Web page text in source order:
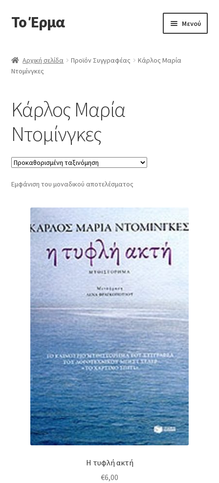
Απευθείας
μετάβαση
πλοήγηση
Μετάβαση
σε
Το Έρμα Μενού
Ποιοι είμαστε
Κατηγορίες Βιβλίων
Συχνές Ερωτήσεις
Αρχική σελίδα Προϊόν Συγγραφέας
Κάρλος Μαρία
Ντομίνγκες
Κάρλος Μαρία
Ντομίνγκες
Εμφάνιση του μοναδικού αποτελέσματος
Η τυφλή ακτή
€6,00